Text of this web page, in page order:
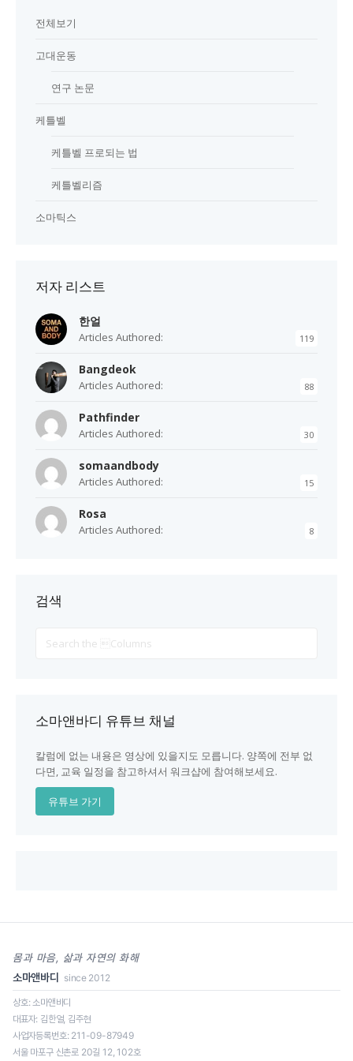
전체보기
고대운동
연구 논문
케틀벨
케틀벨 프로되는 법
케틀벨리즘
소마틱스
저자 리스트
한얼
Articles Authored: 119
Bangdeok
Articles Authored: 88
Pathfinder
Articles Authored: 30
somaandbody
Articles Authored: 15
Rosa
Articles Authored: 8
검색
For
소마앤바디 유튜브 채널
칼럼에 없는 내용은 영상에 있을지도 모릅니다. 양쪽에 전부 없
다면, 교육 일정을 참고하셔서 워크샵에 참여해보세요.
유튜브 가기
일정을 클릭하면 신청 페이지로 이동합니다.
몸과 마음, 삶과 자연의 화해
소마앤바디 since 2012
상호: 소마앤바디
대표자: 김한얼, 김주현
사업자등록번호: 211-09-87949
서울 마포구 신촌로 20길 12, 102호